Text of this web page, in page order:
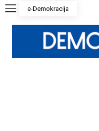
e-Demokracija